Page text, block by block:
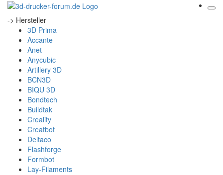
-> Hersteller
3D Prima
Accante
Anet
Anycubic
Artillery 3D
BCN3D
BIQU 3D
Bondtech
Buildtak
Creality
Creatbot
Deltaco
Flashforge
Formbot
Lay-Filaments